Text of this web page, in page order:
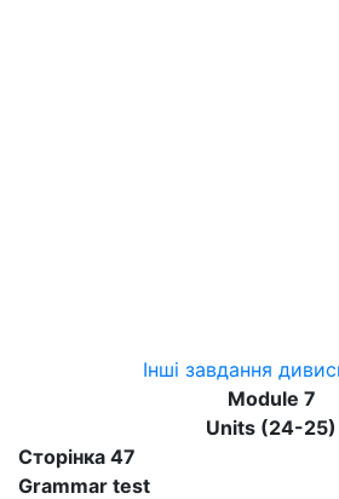
Інші завдання
Module 7
Units (24-25)
Сторінка 47
Grammar test